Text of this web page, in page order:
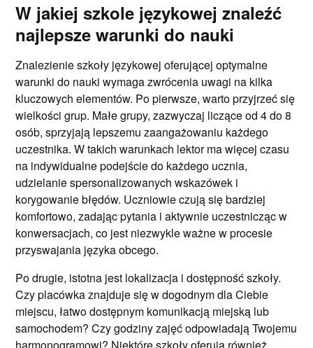
W jakiej szkole językowej znaleźć
najlepsze warunki do nauki
Znalezienie szkoły językowej oferującej optymalne
warunki do nauki wymaga zwrócenia uwagi na kilka
kluczowych elementów. Po pierwsze, warto przyjrzeć się
wielkości grup. Małe grupy, zazwyczaj liczące od 4 do 8
osób, sprzyjają lepszemu zaangażowaniu każdego
uczestnika. W takich warunkach lektor ma więcej czasu
na indywidualne podejście do każdego ucznia,
udzielanie spersonalizowanych wskazówek i
korygowanie błędów. Uczniowie czują się bardziej
komfortowo, zadając pytania i aktywnie uczestnicząc w
konwersacjach, co jest niezwykle ważne w procesie
przyswajania języka obcego.
Po drugie, istotna jest lokalizacja i dostępność szkoły.
Czy placówka znajduje się w dogodnym dla Ciebie
miejscu, łatwo dostępnym komunikacją miejską lub
samochodem? Czy godziny zajęć odpowiadają Twojemu